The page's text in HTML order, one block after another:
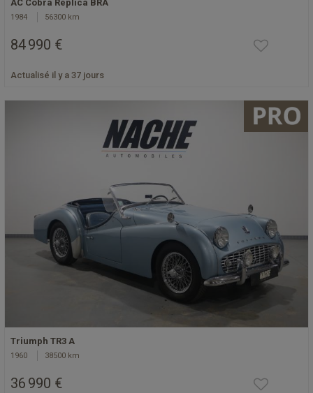
AC Cobra Replica BRA
1984 56300 km
84 990 €
Actualisé il y a 37 jours
Triumph TR3 A
1960 38500 km
36 990 €